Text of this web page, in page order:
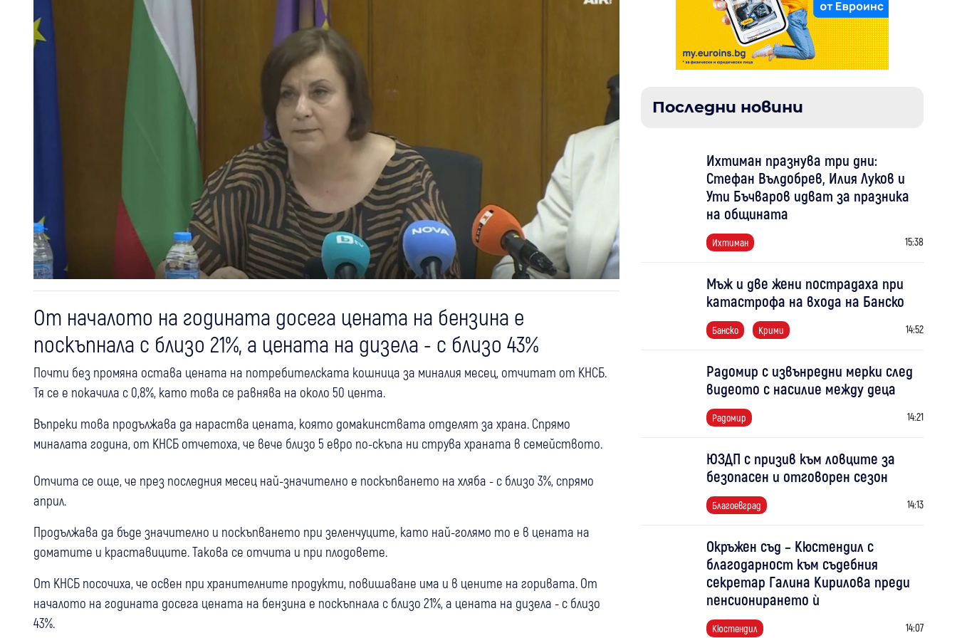
От началото на годината досега цената на бензина е
поскъпнала с близо 21%, а цената на дизела - с близо 43%
Почти без промяна остава цената на потребителската кошница за миналия месец, отчитат от КНСБ.
Тя се е покачила с 0,8%, като това се равнява на около 50 цента.
Въпреки това продължава да нараства цената, която домакинствата отделят за храна. Спрямо
миналата година, от КНСБ отчетоха, че вече близо 5 евро по-скъпа ни струва храната в семейството.
Отчита се още, че през последния месец най-значително е поскъпването на хляба - с близо 3%, спрямо
април.
Продължава да бъде значително и поскъпването при зеленчуците, като най-голямо то е в цената на
доматите и краставиците. Такова се отчита и при плодовете.
От КНСБ посочиха, че освен при хранителните продукти, повишаване има и в цените на горивата. От
началото на годината досега цената на бензина е поскъпнала с близо 21%, а цената на дизела - с близо
43%.
Последни новини
Ихтиман празнува три дни:
Стефан Вълдобрев, Илия Луков и
Ути Бъчваров идват за празника
на общината
Ихтиман 15:38
Мъж и две жени пострадаха при
катастрофа на входа на Банско
Банско Крими 14:52
Радомир с извънредни мерки след
видеото с насилие между деца
Радомир 14:21
ЮЗДП с призив към ловците за
безопасен и отговорен сезон
Благоевград 14:13
Окръжен съд – Кюстендил с
благодарност към съдебния
секретар Галина Кирилова преди
пенсионирането ѝ
Кюстендил 14:07